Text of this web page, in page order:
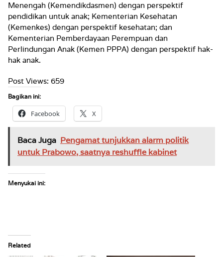
Menengah (Kemendikdasmen) dengan perspektif
pendidikan untuk anak; Kementerian Kesehatan
(Kemenkes) dengan perspektif kesehatan; dan
Kementerian Pemberdayaan Perempuan dan
Perlindungan Anak (Kemen PPPA) dengan perspektif hak-
hak anak.
Post Views: 659
Bagikan ini:
Facebook X
Baca Juga Pengamat tunjukkan alarm politik
untuk Prabowo, saatnya reshuffle kabinet
Menyukai ini:
Related